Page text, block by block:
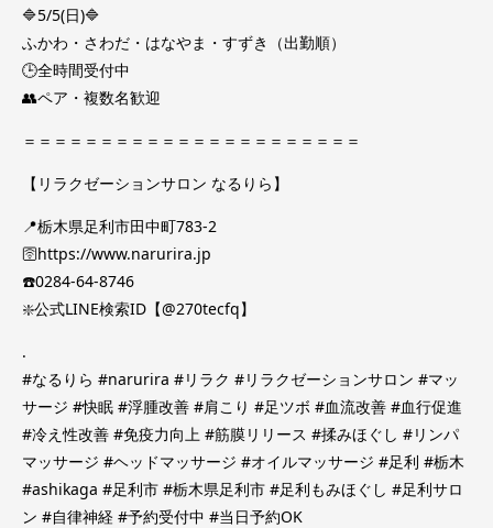
🔷5/5(日)🔷
ふかわ・さわだ・はなやま・すずき（出勤順）
🕒全時間受付中
👥ペア・複数名歓迎
＝＝＝＝＝＝＝＝＝＝＝＝＝＝＝＝＝＝＝＝＝＝
【リラクゼーションサロン なるりら】
📍栃木県足利市田中町783-2
🛜https://www.narurira.jp
☎️0284-64-8746
❇️公式LINE検索ID【@270tecfq】
.
#なるりら #narurira #リラク #リラクゼーションサロン #マッ
サージ #快眠 #浮腫改善 #肩こり #足ツボ #血流改善 #血行促進
#冷え性改善 #免疫力向上 #筋膜リリース #揉みほぐし #リンパ
マッサージ #ヘッドマッサージ #オイルマッサージ #足利 #栃木
#ashikaga #足利市 #栃木県足利市 #足利もみほぐし #足利サロ
ン #自律神経 #予約受付中 #当日予約OK